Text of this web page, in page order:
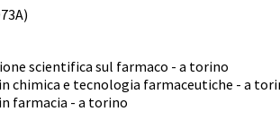
scientifica sul farmaco - a torino
chimica e tecnologia farmaceutiche - a
farmacia - a torino